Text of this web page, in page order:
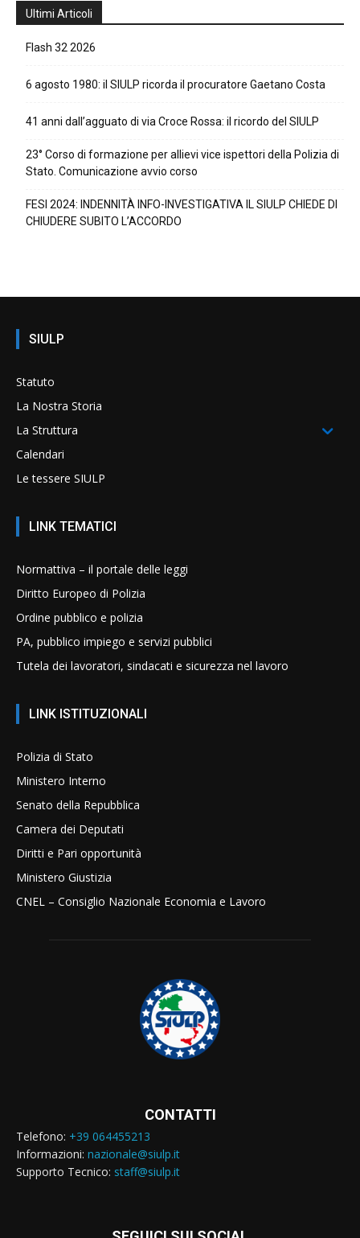
Ultimi Articoli
Flash 32 2026
6 agosto 1980: il SIULP ricorda il procuratore Gaetano Costa
41 anni dall’agguato di via Croce Rossa: il ricordo del SIULP
23° Corso di formazione per allievi vice ispettori della Polizia di
Stato. Comunicazione avvio corso
FESI 2024: INDENNITÀ INFO-INVESTIGATIVA IL SIULP CHIEDE DI
CHIUDERE SUBITO L’ACCORDO
SIULP
Statuto
La Nostra Storia
La Struttura
Calendari
Le tessere SIULP
LINK TEMATICI
Normattiva – il portale delle leggi
Diritto Europeo di Polizia
Ordine pubblico e polizia
PA, pubblico impiego e servizi pubblici
Tutela dei lavoratori, sindacati e sicurezza nel lavoro
LINK ISTITUZIONALI
Polizia di Stato
Ministero Interno
Senato della Repubblica
Camera dei Deputati
Diritti e Pari opportunità
Ministero Giustizia
CNEL – Consiglio Nazionale Economia e Lavoro
CONTATTI
Telefono: +39 064455213
Informazioni: nazionale@siulp.it
Supporto Tecnico: staff@siulp.it